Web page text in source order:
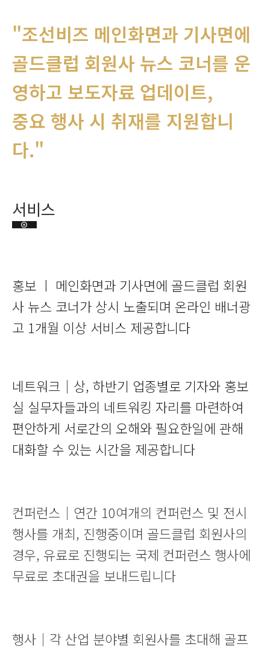
"조선비즈 메인화면과 기사면에
골드클럽 회원사 뉴스 코너를 운
영하고 보도자료 업데이트,
중요 행사 시 취재를 지원합니
다."
서비스
홍보 ㅣ 메인화면과 기사면에 골드클럽 회원
사 뉴스 코너가 상시 노출되며 온라인 배너광
고 1개월 이상 서비스 제공합니다
네트워크｜상, 하반기 업종별로 기자와 홍보
실 실무자들과의 네트워킹 자리를 마련하여
편안하게 서로간의 오해와 필요한일에 관해
대화할 수 있는 시간을 제공합니다
컨퍼런스｜연간 10여개의 컨퍼런스 및 전시
행사를 개최, 진행중이며 골드클럽 회원사의
경우, 유료로 진행되는 국제 컨퍼런스 행사에
무료로 초대권을 보내드립니다
행사｜각 산업 분야별 회원사를 초대해 골프